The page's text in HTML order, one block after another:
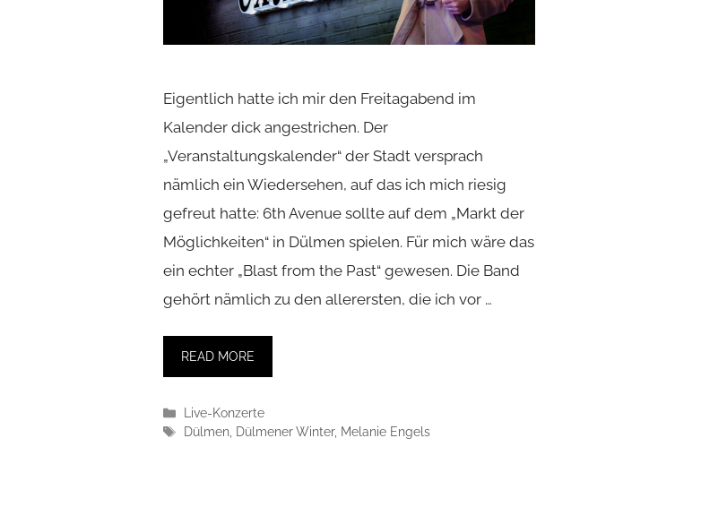
Eigentlich hatte ich mir den Freitagabend im
Kalender dick angestrichen. Der
„Veranstaltungskalender“ der Stadt versprach
nämlich ein Wiedersehen, auf das ich mich riesig
gefreut hatte: 6th Avenue sollte auf dem „Markt der
Möglichkeiten“ in Dülmen spielen. Für mich wäre das
ein echter „Blast from the Past“ gewesen. Die Band
gehört nämlich zu den allerersten, die ich vor …
READ MORE
Kategorien
Live-Konzerte
Schlagwörter
Dülmen Dülmener Winter, Melanie Engels